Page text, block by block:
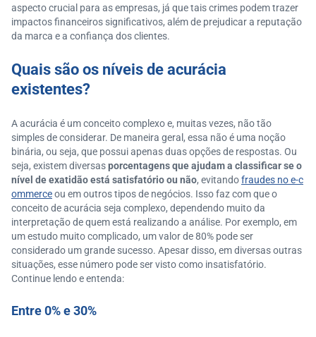
aspecto crucial para as empresas, já que tais crimes podem trazer
impactos financeiros significativos, além de prejudicar a reputação
da marca e a confiança dos clientes.
Quais são os níveis de acurácia
existentes?
A acurácia é um conceito complexo e, muitas vezes, não tão
simples de considerar. De maneira geral, essa não é uma noção
binária, ou seja, que possui apenas duas opções de respostas. Ou
seja, existem diversasporcentagens que ajudam a classificar se o
nível de exatidão está satisfatório ou não, evitandofraudes no e-c
ommerceou em outros tipos de negócios. Isso faz com que o
conceito de acurácia seja complexo, dependendo muito da
interpretação de quem está realizando a análise. Por exemplo, em
um estudo muito complicado, um valor de 80% pode ser
considerado um grande sucesso. Apesar disso, em diversas outras
situações, esse número pode ser visto como insatisfatório.
Continue lendo e entenda:
Entre 0% e 30%